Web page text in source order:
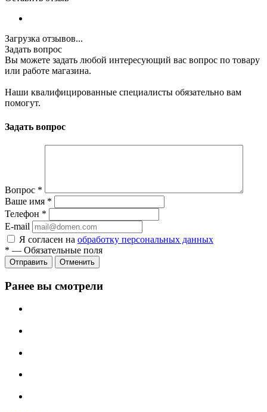
Загрузка отзывов...
Задать вопрос
Вы можете задать любой интересующий вас вопрос по товару
или работе магазина.
Наши квалифицированные специалисты обязательно вам
помогут.
Задать вопрос
Вопрос *
Ваше имя *
Телефон *
E-mail
Я согласен на обработку персональных данных
* — Обязательные поля
Отменить
Ранее вы смотрели